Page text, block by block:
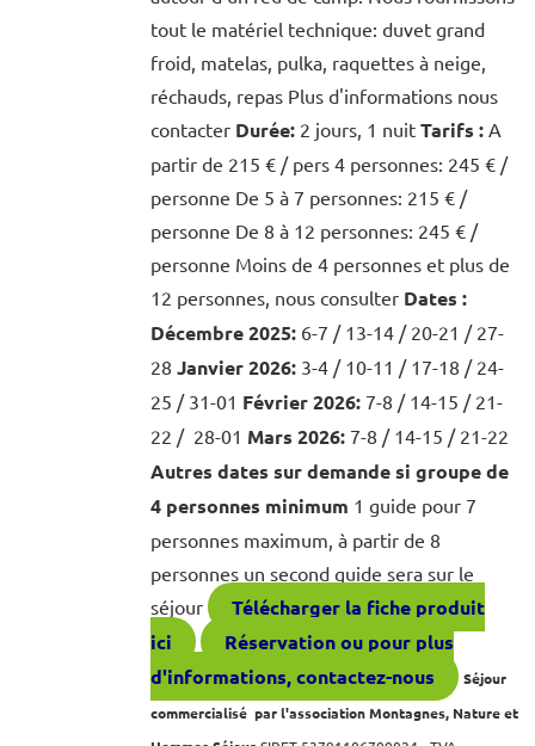
tout le matériel technique: duvet grand
froid, matelas, pulka, raquettes à neige,
réchauds, repas Plus d'informations nous
contacter Durée:2 jours, 1 nuit Tarifs : A
partir de 215 € / pers 4 personnes: 245 € /
personne De 5 à 7 personnes: 215 € /
personne De 8 à 12 personnes: 245 € /
personne Moins de 4 personnes et plus de
12 personnes, nous consulter Dates :
Décembre 2025:6-7 / 13-14 / 20-21 / 27-
28 Janvier 2026:3-4 / 10-11 / 17-18 / 24-
25 / 31-01 Février 2026:7-8 / 14-15 / 21-
22 / 28-01 Mars 2026:7-8 / 14-15 / 21-22
Autres dates sur demande si groupe de
4 personnes minimum 1 guide pour 7
personnes maximum, à partir de 8
personnes un second guide sera sur le
séjour
Télécharger la fiche produit
ici
Réservation ou pour plus
d'informations, contactez-nous
Séjour
commercialisé par l'association Montagnes, Nature et